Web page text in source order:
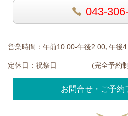
043-
営業時間：午前10:00-午後2:00､午後4
定休日：祝祭日 (完全予約制
お問合せ・ご予約